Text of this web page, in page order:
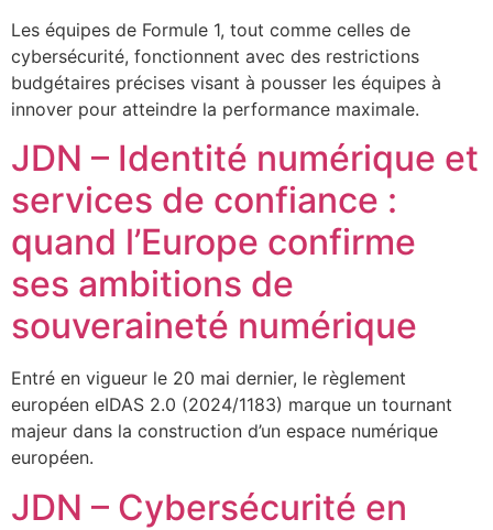
Les équipes de Formule 1, tout comme celles de
cybersécurité, fonctionnent avec des restrictions
budgétaires précises visant à pousser les équipes à
innover pour atteindre la performance maximale.
JDN – Identité numérique et
services de confiance :
quand l’Europe confirme
ses ambitions de
souveraineté numérique
Entré en vigueur le 20 mai dernier, le règlement
européen eIDAS 2.0 (2024/1183) marque un tournant
majeur dans la construction d’un espace numérique
européen.
JDN – Cybersécurité en